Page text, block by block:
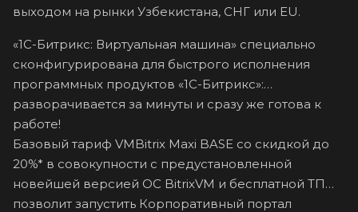
выходом на рынки Узбекистана, СНГ или EU.
«1C-Битрикс: Виртуальная машина» специально
сконфигурирована для быстрого исполнения
программных продуктов «1С-Битрикс»:
разворачивается за минуты и сразу же готова к
работе!
Базовый тариф VMBitrix Maxi BASE со скидкой до
20%* в совокупности с предустановленной
новейшей версией ОС BitrixVM и бесплатной ТП
позволит запустить Корпоративный портал